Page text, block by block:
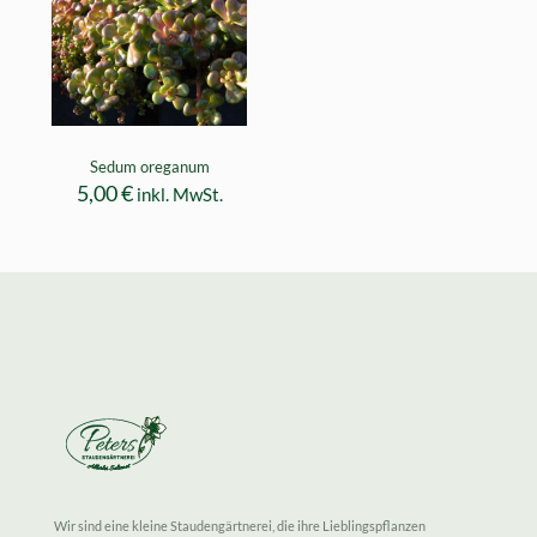
Sedum oreganum
5,00€ inkl. MwSt.
Wir sind eine kleine Staudengärtnerei, die ihre Lieblingspflanzen